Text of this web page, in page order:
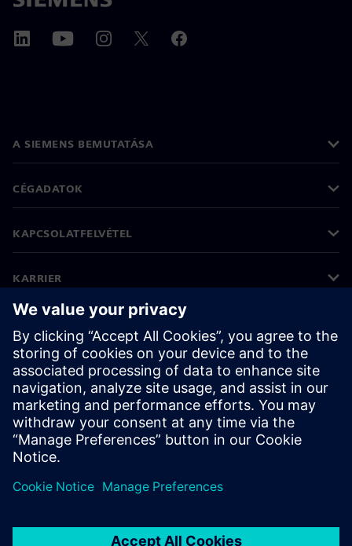
A SIEMENS BEMUTATÁSA
CÉGADATOK
KAPCSOLATFELVÉTEL
KARRIER
©Siemens 2026
Vállalati információk
Adatvédelmi nyilatkozat
Cookie (süti) tájékoztató
Felhasználási feltételek
Digitális azonosító